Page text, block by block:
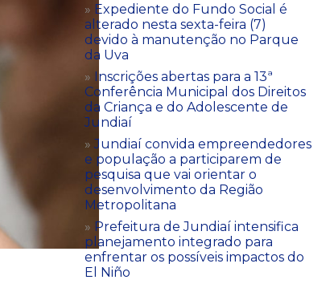
Expediente do Fundo Social é
alterado nesta sexta-feira (7)
devido à manutenção no Parque
da Uva
Inscrições abertas para a 13ª
Conferência Municipal dos Direitos
da Criança e do Adolescente de
Jundiaí
Jundiaí convida empreendedores
e população a participarem de
pesquisa que vai orientar o
desenvolvimento da Região
Metropolitana
Prefeitura de Jundiaí intensifica
planejamento integrado para
enfrentar os possíveis impactos do
El Niño